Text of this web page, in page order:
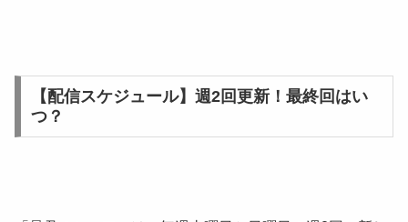
【配信スケジュール】週2回更新！最終回はい
つ？